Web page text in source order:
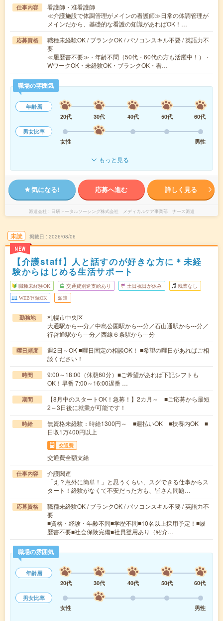
仕事内容
看護師・准看護師
≪介護施設で体調管理がメインの看護師≫日常の体調管理が
メインだから、基礎的な看護の知識があればOK！…
応募資格
職種未経験OK / ブランクOK / パソコンスキル不要 / 英語力不
要
≪履歴書不要≫・年齢不問（50代・60代の方も活躍中！）・
WワークOK・未経験OK・ブランクOK・看…
職場の雰囲気
年齢層
20代
30代 40代 50代
60代
男女比率
女性
男性
もっと見る
気になる! 応募へ進む 詳しく見る
派遣会社 日研トータルソーシング株式会社 メディカルケア事業部 ナース派遣
未読
NEW
掲載日 2026/08/06
【介護staff】人と話すのが好きな方に＊未経
験からはじめる生活サポート
職種未経験OK 交通費別途支給あり 土日祝日が休み 残業なし
WEB登録OK 派遣
勤務地
札幌市中央区
大通駅から---分／中島公園駅から---分／石山通駅から---分／
行啓通駅から---分／西線６条駅から---分
曜日頻度
週2日～OK ■曜日固定の相談OK！ ■希望の曜日があればご相
談ください！
時間
9:00～18:00（休憩60分）■ご希望があれば下記シフトも
OK！早番 7:00～16:00遅番 …
期間
【8月中のスタートOK！急募！】2カ月～ ■ご応募から最短
2～3日後に就業が可能です！
時給
無資格未経験：時給1300円～ ■週払いOK ■扶養内OK ■
日収1万400円以上
交通費
交通費全額支給
仕事内容
介護関連
「え？意外に簡単！」と思うくらい、スグできる仕事からス
タート！経験がなくて不安だった方も、皆さん問題…
応募資格
職種未経験OK / ブランクOK / パソコンスキル不要 / 英語力不
要
■資格・経験・年齢不問■学歴不問■10名以上採用予定！■履
歴書不要■社会保険完備■社員登用あり（紹介…
職場の雰囲気
年齢層
20代
30代 40代 50代
60代
男女比率
女性
男性